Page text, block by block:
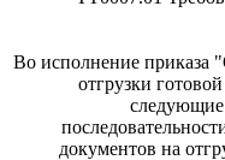
Во исполнение приказа
отгрузки
следующие
документов на